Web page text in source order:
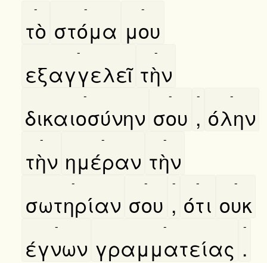
τὸ
-
στόμα
-
μου
-
εξαγγελεῖ
-
τὴν
-
δικαιοσύνην
-
σου
-
,
-
όλην
-
τὴν
-
ημέραν
-
τὴν
-
σωτηρίαν
-
σου
-
,
-
ότι
-
ουκ
-
έγνων
-
γραμματείας
-
.
-